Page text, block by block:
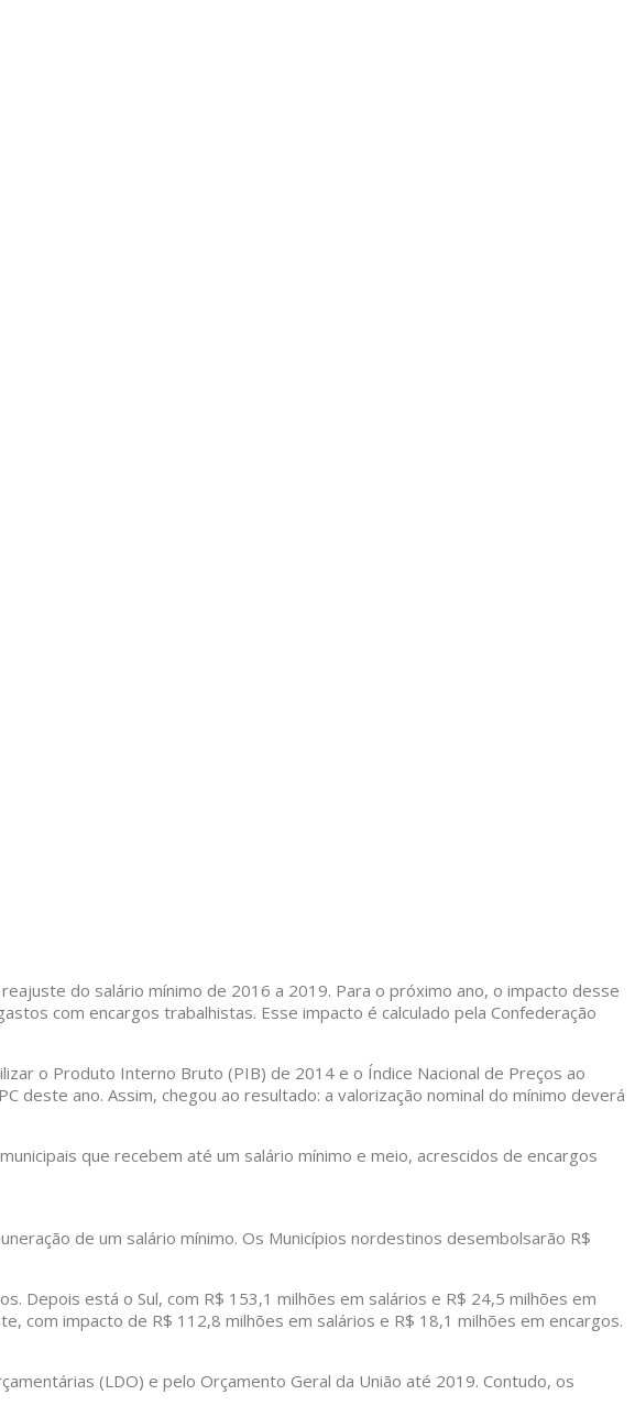
do salário mínimo de 2016 a 2019. Para o próximo ano, o impacto desse
com encargos trabalhistas. Esse impacto é calculado pela Confederação
o Produto Interno Bruto (PIB) de 2014 e o Índice Nacional de Preços ao
deste ano. Assim, chegou ao resultado: a valorização nominal do mínimo deverá
que recebem até um salário mínimo e meio, acrescidos de encargos
de um salário mínimo. Os Municípios nordestinos desembolsarão R$
Depois está o Sul, com R$ 153,1 milhões em salários e R$ 24,5 milhões em
com impacto de R$ 112,8 milhões em salários e R$ 18,1 milhões em encargos.
(LDO) e pelo Orçamento Geral da União até 2019. Contudo, os